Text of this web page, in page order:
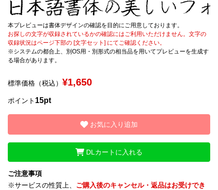
お問い合わせ
セット or 単体
文字種類
価格帯
リセット 検索
本プレビューは書体デザインの確認を目的にご用意しております。
お探しの文字が収録されているかの確認にはご利用いただけません。文字の
収録状況はページ下部の [文字セット] にてご確認ください。
※システムの都合上、別OS用・別形式の相当品を用いてプレビューを生成す
る場合があります。
標準価格（税込） ¥1,650
ポイント 15pt
お気に入り追加
DLカートに入れる
ご注意事項
※サービスの性質上、 ご購入後のキャンセル・返品はお受けでき